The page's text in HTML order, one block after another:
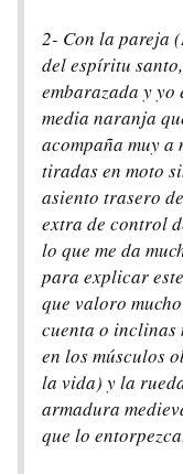
2- Con la pareja
del espíritu
embarazada y
media naranja
acompaña muy a
tiradas en moto
asiento trasero
extra de control
lo que me da
para explicar
que valoro
cuenta o inclinas
en los músculos
la vida) y la
armadura
que lo